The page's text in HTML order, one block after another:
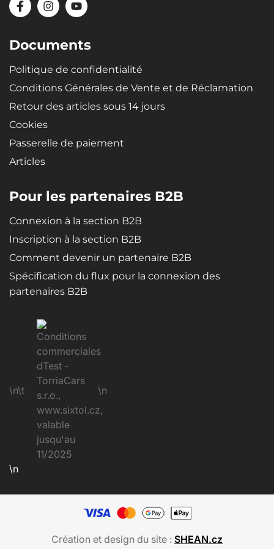
microporeux SBR assure aux bacs une élasticité extrême, qui
Documents
Politique de confidentialité
Conditions Générales de Vente et de Réclamation
Retour des articles sous 14 jours
Cookies
Passerelle de paiement
Articles
Pour les partenaires B2B
Connexion à la section B2B
Inscription à la section B2B
Comment devenir un partenaire B2B
Spécification du flux pour la connexion des
partenaires B2B
\n\t \n
\n
Création et design du site : SHEAN.cz